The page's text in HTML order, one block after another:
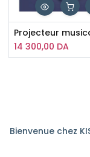
14 300,00 DA
Bienvenue chez